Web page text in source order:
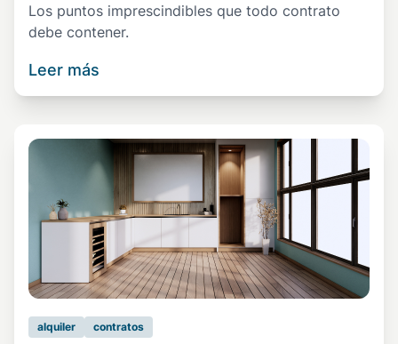
Los puntos imprescindibles que todo contrato
debe contener.
Leer más
alquiler contratos